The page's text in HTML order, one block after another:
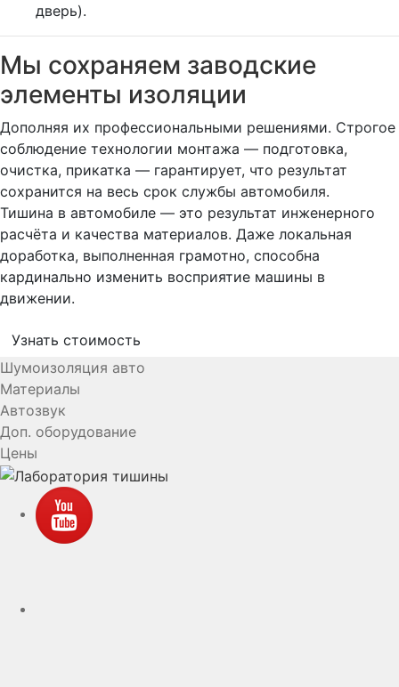
дверь).
Мы сохраняем заводские
элементы изоляции
Дополняя их профессиональными решениями. Строгое
соблюдение технологии монтажа — подготовка,
очистка, прикатка — гарантирует, что результат
сохранится на весь срок службы автомобиля.
Тишина в автомобиле — это результат инженерного
расчёта и качества материалов. Даже локальная
доработка, выполненная грамотно, способна
кардинально изменить восприятие машины в
движении.
Узнать стоимость
Шумоизоляция авто
Материалы
Автозвук
Доп. оборудование
Цены